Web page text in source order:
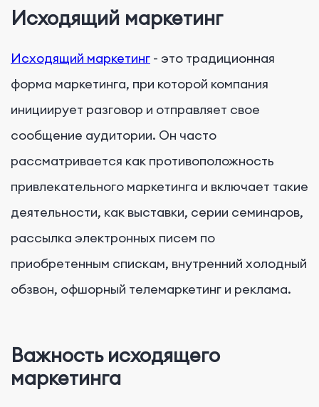
Исходящий маркетинг
Исходящий маркетинг - это традиционная
форма маркетинга, при которой компания
инициирует разговор и отправляет свое
сообщение аудитории. Он часто
рассматривается как противоположность
привлекательного маркетинга и включает такие
деятельности, как выставки, серии семинаров,
рассылка электронных писем по
приобретенным спискам, внутренний холодный
обзвон, офшорный телемаркетинг и реклама.
Важность исходящего
маркетинга